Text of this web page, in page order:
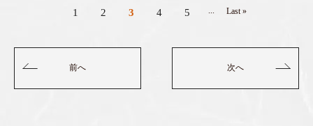
前へ
1 2 3 4 5 ... Last »
次へ